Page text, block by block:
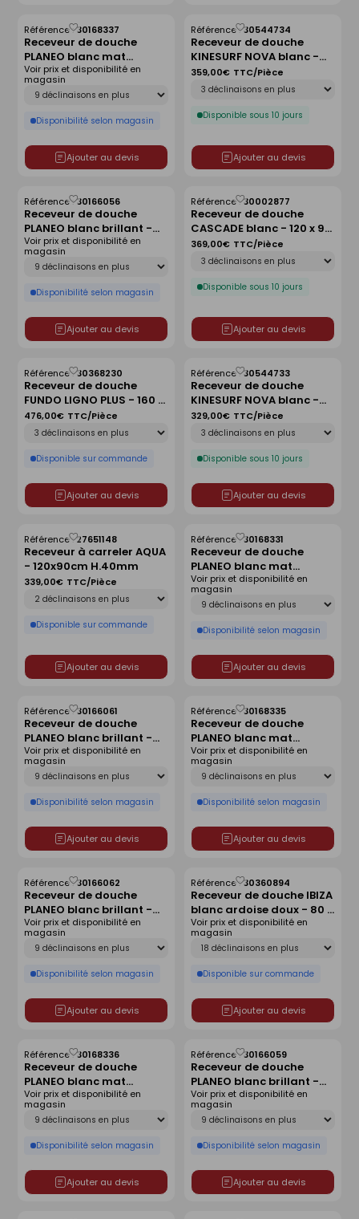
Receveur de douche
PLANEO blanc mat
antidérapant - 180 x 90
cm
Référence :30168337
Déclinaison
Disponibilité selon magasin
Voir prix et disponibilité en
magasin
Ajouter au devis
Enregistrer
comme
liste
Receveur de douche
KINESURF NOVA blanc -
120x90 cm
Référence :30544734
Disponible sous 10 jours
359,00€ TTC/Pièce
Ajouter au devis
Enregistrer
comme
liste
Receveur de douche
PLANEO blanc brillant -
80 x 80 cm
Référence :30166056
Déclinaison
Disponibilité selon magasin
Voir prix et disponibilité en
magasin
Ajouter au devis
Enregistrer
comme
liste
Receveur de douche
CASCADE blanc - 120 x 90
cm
Référence :30002877
Disponible sous 10 jours
369,00€ TTC/Pièce
Ajouter au devis
Enregistrer
comme
liste
Receveur de douche
FUNDO LIGNO PLUS - 160 x
90 cm
Référence :30368230
Disponible sur commande
476,00€ TTC/Pièce
Ajouter au devis
Enregistrer
comme
liste
Receveur de douche
KINESURF NOVA blanc -
90x90 cm
Référence :30544733
Disponible sous 10 jours
329,00€ TTC/Pièce
Ajouter au devis
Enregistrer
comme
liste
Receveur à carreler AQUA
- 120x90cm H.40mm
Référence :27651148
Disponible sur commande
339,00€ TTC/Pièce
Ajouter au devis
Enregistrer
comme
liste
Receveur de douche
PLANEO blanc mat
antidérapant - 120 x 90
cm
Référence :30168331
Déclinaison
Disponibilité selon magasin
Voir prix et disponibilité en
magasin
Ajouter au devis
Enregistrer
comme
liste
Receveur de douche
PLANEO blanc brillant -
140 x 90 cm
Référence :30166061
Déclinaison
Disponibilité selon magasin
Voir prix et disponibilité en
magasin
Ajouter au devis
Enregistrer
comme
liste
Receveur de douche
PLANEO blanc mat
antidérapant - 160 x 90
cm
Référence :30168335
Déclinaison
Disponibilité selon magasin
Voir prix et disponibilité en
magasin
Ajouter au devis
Enregistrer
comme
liste
Receveur de douche
PLANEO blanc brillant -
160 x 80 cm
Référence :30166062
Déclinaison
Disponibilité selon magasin
Voir prix et disponibilité en
magasin
Ajouter au devis
Enregistrer
comme
liste
Receveur de douche IBIZA
blanc ardoise doux - 80 x
120 cm
Référence :30360894
Déclinaison
Disponible sur commande
Voir prix et disponibilité en
magasin
Ajouter au devis
Enregistrer
comme
liste
Receveur de douche
PLANEO blanc mat
antidérapant - 180 x 80
cm
Référence :30168336
Déclinaison
Disponibilité selon magasin
Voir prix et disponibilité en
magasin
Ajouter au devis
Enregistrer
comme
liste
Receveur de douche
PLANEO blanc brillant -
120 x 90 cm
Référence :30166059
Déclinaison
Disponibilité selon magasin
Voir prix et disponibilité en
magasin
Ajouter au devis
Enregistrer
comme
liste